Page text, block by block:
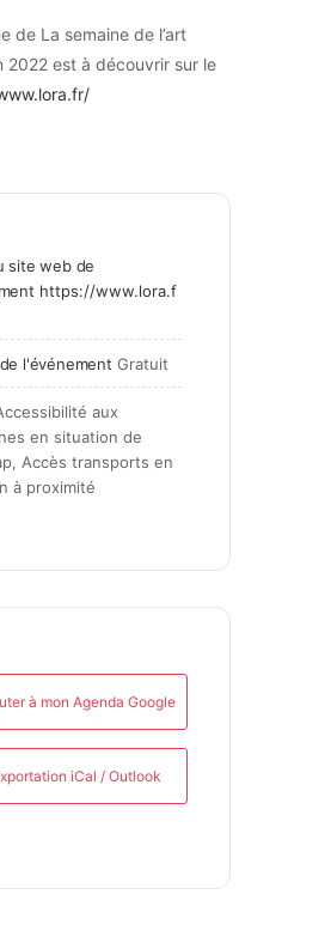
de La semaine de l’art
2022 est à découvrir sur le
site web de
https://www.lora.f
l'événement Gratuit
aux
en situation de
Accès transports en
à proximité
à mon Agenda Google
iCal / Outlook